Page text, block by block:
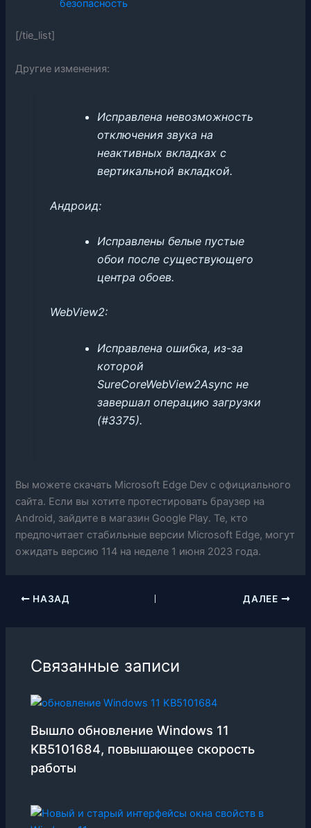
безопасность
[/tie_list]
Другие изменения:
Исправлена ​​невозможность
отключения звука на
неактивных вкладках с
вертикальной вкладкой.
Андроид:
Исправлены белые пустые
обои после существующего
центра обоев.
WebView2:
Исправлена ​​ошибка, из-за
которой
SureCoreWebView2Async не
завершал операцию загрузки
(#3375).
Вы можете скачать Microsoft Edge Dev с официального
сайта. Если вы хотите протестировать браузер на
Android, зайдите в магазин Google Play. Те, кто
предпочитает стабильные версии Microsoft Edge, могут
ожидать версию 114 на неделе 1 июня 2023 года.
НАЗАД ДАЛЕЕ
Связанные записи
Вышло обновление Windows 11
KB5101684, повышающее скорость
работы